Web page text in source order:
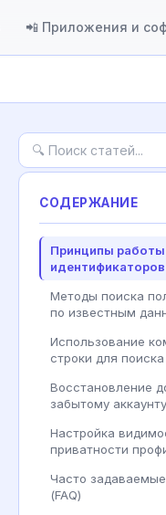
📲 Приложения и
СОДЕРЖАНИЕ
Принципы работы
Методы поиска
по известным
Использование
строки для поиска
Восстановление
забытому аккаунту
Настройка
приватности
Часто
(FAQ)